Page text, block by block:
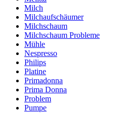
Milch
Milchaufschäumer
Milchschaum
Milchschaum Probleme
Mühle
Nespresso
Philips
Platine
Primadonna
Prima Donna
Problem
Pumpe